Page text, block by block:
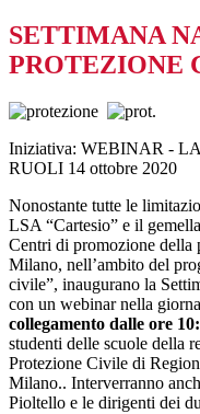
SETTIMANA
PROTEZIONE
Iniziativa: WEBINAR -
RUOLI 14 ottobre 2020
Nonostante tutte le
LSA “Cartesio” e il
Centri di promozione della
Milano, nell’ambito del
civile”, inaugurano la
con un webinar nella
collegamento dalle ore
studenti delle scuole della
Protezione Civile di
Milano.. Interverranno
Pioltello e le dirigenti dei